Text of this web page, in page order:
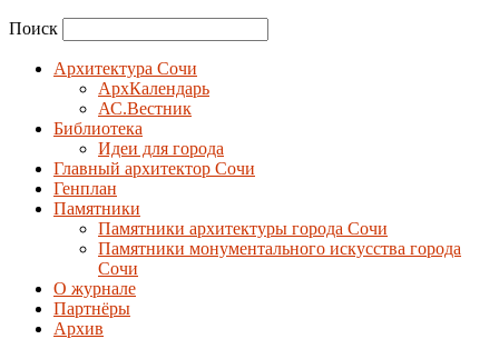
Поиск
Архитектура Сочи
АрхКалендарь
АС.Вестник
Библиотека
Идеи для города
Главный архитектор Сочи
Генплан
Памятники
Памятники архитектуры города Сочи
Памятники монументального искусства города
Сочи
О журнале
Партнёры
Архив